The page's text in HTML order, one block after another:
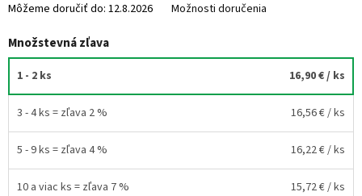
Môžeme doručiť do: 12.8.2026 Možnosti doručenia
Množstevná zľava
1 - 2 ks 16,90 €/ ks
3 - 4 ks = zľava 2 % 16,56 €/ ks
5 - 9 ks = zľava 4 % 16,22 €/ ks
10 a viac ks = zľava 7 % 15,72 €/ ks